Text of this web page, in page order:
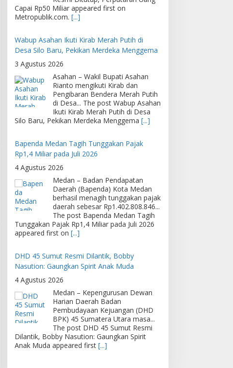
Capai Rp50 Miliar appeared first on
Metropublik.com. [...]
Wabup Asahan Ikuti Kirab Merah Putih di
Desa Silo Baru, Pekikan Merdeka Menggema
3 Agustus 2026
Asahan – Wakil Bupati Asahan
Rianto mengikuti Kirab dan
Pengibaran Bendera Merah Putih
di Desa... The post Wabup Asahan
Ikuti Kirab Merah Putih di Desa
Silo Baru, Pekikan Merdeka Menggema [...]
Bapenda Medan Tagih Tunggakan Pajak
Rp1,4 Miliar pada Juli 2026
4 Agustus 2026
Medan – Badan Pendapatan
Daerah (Bapenda) Kota Medan
berhasil menagih tunggakan pajak
daerah sebesar Rp1.402.808.846...
The post Bapenda Medan Tagih
Tunggakan Pajak Rp1,4 Miliar pada Juli 2026
appeared first on [...]
DHD 45 Sumut Resmi Dilantik, Bobby
Nasution: Gaungkan Spirit Anak Muda
4 Agustus 2026
Medan – Kepengurusan Dewan
Harian Daerah Badan
Pembudayaan Kejuangan (DHD
BPK) 45 Sumatera Utara masa...
The post DHD 45 Sumut Resmi
Dilantik, Bobby Nasution: Gaungkan Spirit
Anak Muda appeared first [...]